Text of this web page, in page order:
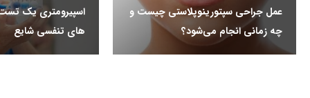
عمل جراحی سپتورینوپلاستی چیست و
چه زمانی انجام می‌شود؟
اسپیرومتری یک تست
های تنفسی شایع